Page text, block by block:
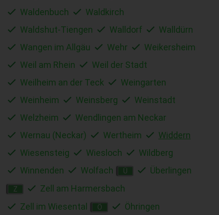
Waldenbuch
Waldkirch
Waldshut-Tiengen
Walldorf
Walldürn
Wangen im Allgäu
Wehr
Weikersheim
Weil am Rhein
Weil der Stadt
Weilheim an der Teck
Weingarten
Weinheim
Weinsberg
Weinstadt
Welzheim
Wendlingen am Neckar
Wernau (Neckar)
Wertheim
Widdern
Wiesensteig
Wiesloch
Wildberg
Winnenden
Wolfach Ü Überlingen
Z
Zell am Harmersbach
Zell im Wiesental
Ö
Öhringen